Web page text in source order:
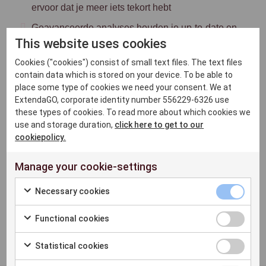
ervoor dat je meer iets tekort hebt
Geavanceerde analyses houden je up-to-date en
in controle
Meer informatie
This website uses cookies
Cookies ("cookies") consist of small text files. The text files
contain data which is stored on your device. To be able to
place some type of cookies we need your consent. We at
ExtendaGO, corporate identity number 556229-6326 use
these types of cookies. To read more about which cookies we
use and storage duration, click here to get to our
cookiepolicy.
Manage your cookie-settings
Necessary cookies
Functional cookies
Statistical cookies